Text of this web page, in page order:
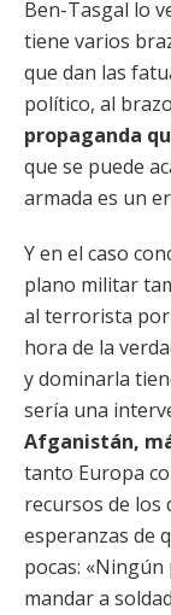
Ben-Tasgal lo
tiene varios
que dan las
político, al
propaganda
que se puede
armada es un
Y en el caso
plano militar
al terrorista
hora de la
y dominarla
sería una
Afganistán,
tanto Europa
recursos de los
esperanzas de
pocas:
mandar a